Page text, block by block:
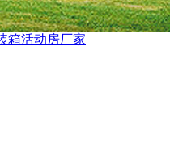
箱活动房厂家